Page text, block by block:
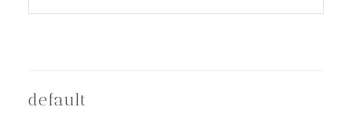
default